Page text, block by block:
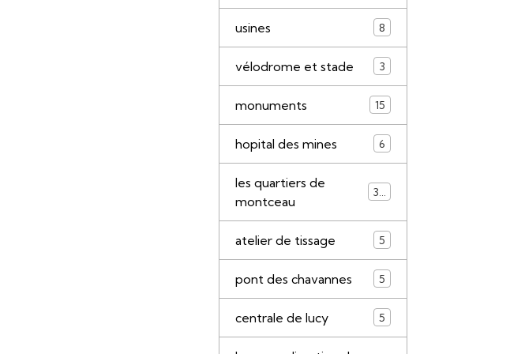
usines 8
vélodrome et stade 3
monuments 15
hopital des mines 6
les quartiers de
montceau
34
atelier de tissage 5
pont des chavannes 5
centrale de lucy 5